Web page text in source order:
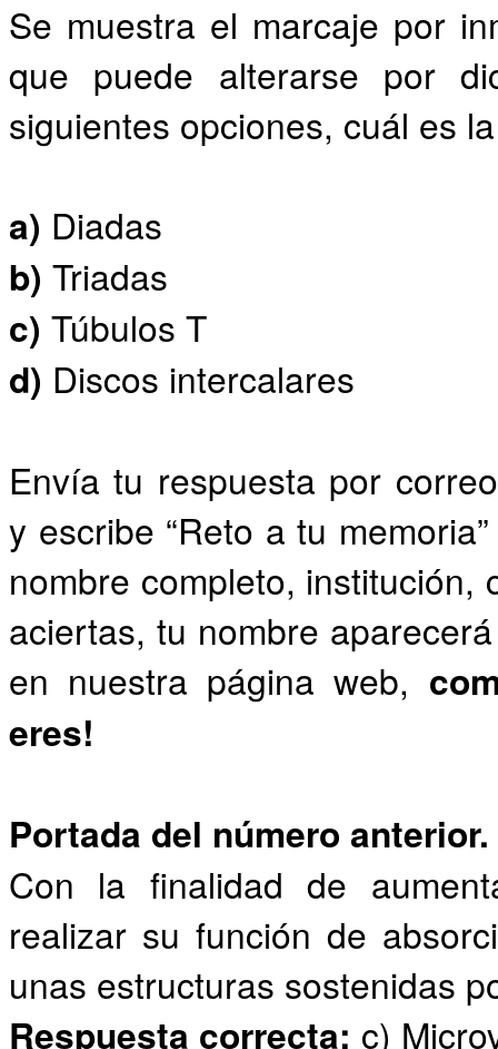
Se muestra el marcaje por
que puede alterarse por
siguientes opciones, cuál es
a) Diadas
b) Triadas
c) Túbulos T
d) Discos intercalares
Envía tu respuesta por
y escribe “Reto a tu
nombre completo, institución,
aciertas, tu nombre
en nuestra página web,
eres!
Portada del número anterior.
Con la finalidad de
realizar su función de
unas estructuras sostenidas
Respuesta correcta: c)